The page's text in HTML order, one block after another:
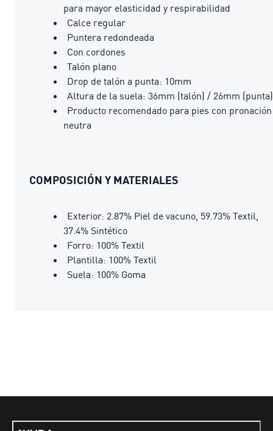
para mayor elasticidad y respirabilidad
Calce regular
Puntera redondeada
Con cordones
Talón plano
Drop de talón a punta: 10mm
Altura de la suela: 36mm (talón) / 26mm (punta)
Producto recomendado para pies con pronación
neutra
COMPOSICIÓN Y MATERIALES
Exterior: 2.87% Piel de vacuno, 59.73% Textil,
37.4% Sintético
Forro: 100% Textil
Plantilla: 100% Textil
Suela: 100% Goma